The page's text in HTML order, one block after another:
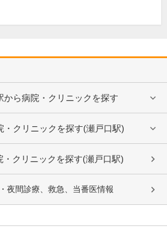
から病院・クリニックを探す
・クリニックを探す(瀬戸口駅)
・クリニックを探す(瀬戸口駅)
夜間診療、救急、当番医情報